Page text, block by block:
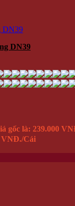
DN39
gốc là: 239.000
VNĐ./Cái